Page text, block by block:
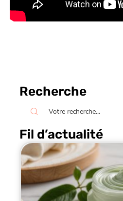
Recherche
Fil d’actualité